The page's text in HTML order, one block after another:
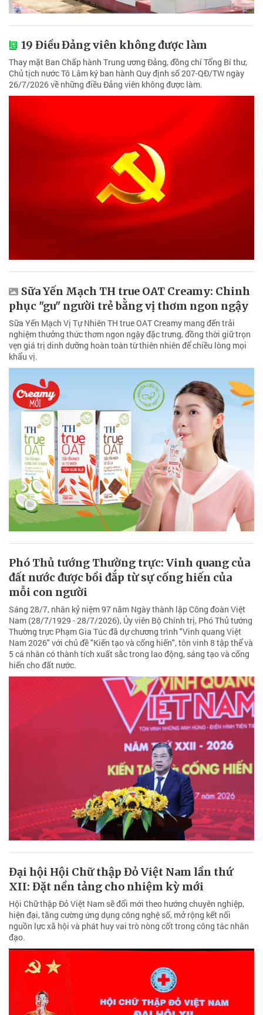
19 Điều Đảng viên không được làm
Thay mặt Ban Chấp hành Trung ương Đảng, đồng chí Tổng Bí thư,
Chủ tịch nước Tô Lâm ký ban hành Quy định số 207-QĐ/TW ngày
26/7/2026 về những điều Đảng viên không được làm.
Sữa Yến Mạch TH true OAT Creamy: Chinh
phục "gu" người trẻ bằng vị thơm ngon ngậy
Sữa Yến Mạch Vị Tự Nhiên TH true OAT Creamy mang đến trải
nghiệm thưởng thức thơm ngon ngậy đặc trưng, đồng thời giữ trọn
vẹn giá trị dinh dưỡng hoàn toàn từ thiên nhiên để chiều lòng mọi
khẩu vị.
Phó Thủ tướng Thường trực: Vinh quang của
đất nước được bồi đắp từ sự cống hiến của
mỗi con người
Sáng 28/7, nhân kỷ niệm 97 năm Ngày thành lập Công đoàn Việt
Nam (28/7/1929 - 28/7/2026), Ủy viên Bộ Chính trị, Phó Thủ tướng
Thường trực Phạm Gia Túc đã dự chương trình "Vinh quang Việt
Nam 2026" với chủ đề "Kiến tạo và cống hiến", tôn vinh 8 tập thể và
5 cá nhân có thành tích xuất sắc trong lao động, sáng tạo và cống
hiến cho đất nước.
Đại hội Hội Chữ thập Đỏ Việt Nam lần thứ
XII: Đặt nền tảng cho nhiệm kỳ mới
Hội Chữ thập Đỏ Việt Nam sẽ đổi mới theo hướng chuyên nghiệp,
hiện đại, tăng cường ứng dụng công nghệ số, mở rộng kết nối
nguồn lực xã hội và phát huy vai trò nòng cốt trong công tác nhân
đạo.